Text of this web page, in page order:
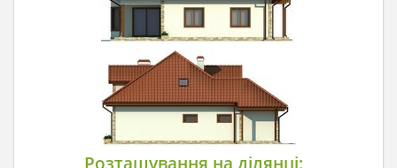
Розташування на ділянці: